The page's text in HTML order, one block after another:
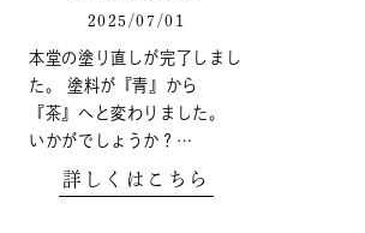
2025/07/01
本堂の塗り直しが完了しまし
た。 塗料が『青』から
『茶』へと変わりました。
いかがでしょうか？…
詳しくはこちら